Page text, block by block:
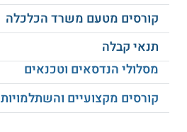
עיצוב פנים וריהוט
אינסטלציה סניטרית
תלת ממדושרטוט
קורסים מטעם משרד הכלכלה
תנאי קבלה
מסלולי הנדסאים וטכנאים
קורסים מקצועיים והשתלמויות